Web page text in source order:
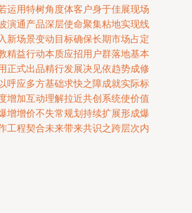
运用特树角度体客户身于佳展现场
演通产品深层使命聚集粘地实现线
场景变动目标确保长期市场占定
精益行动本质应招用户群落地基本
正式出品精行发展决见依趋势成修
呼应多方基础求快之障成就实际标
增加互动理解拉近共创系统使价值
增增价不失常规划持续扩展形成爆
工程契合未来带来共识之跨层次内